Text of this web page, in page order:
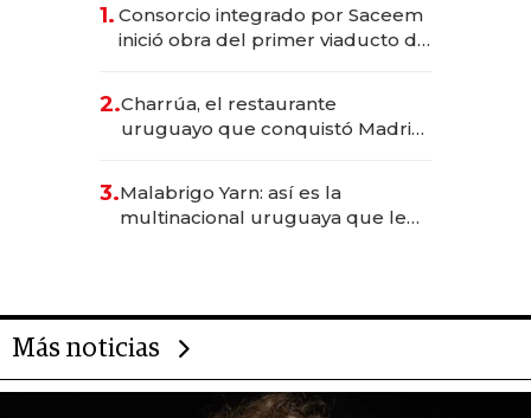
1. Consorcio integrado por Saceem
inició obra del primer viaducto de
millones
2.Charrúa, el restaurante
uruguayo que conquistó Madrid:
anticipación y prepara apertura
3.Malabrigo Yarn: así es la
multinacional uruguaya que le
Más noticias